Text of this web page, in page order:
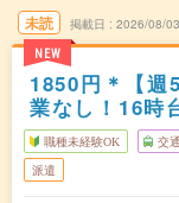
未読
NEW
掲載日 2026/08/03
1850円＊【週
業なし！16時
職種未経験OK 交
派遣